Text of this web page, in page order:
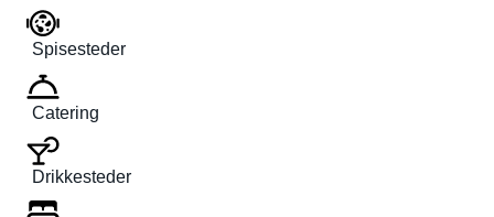
Spisesteder
Catering
Drikkesteder